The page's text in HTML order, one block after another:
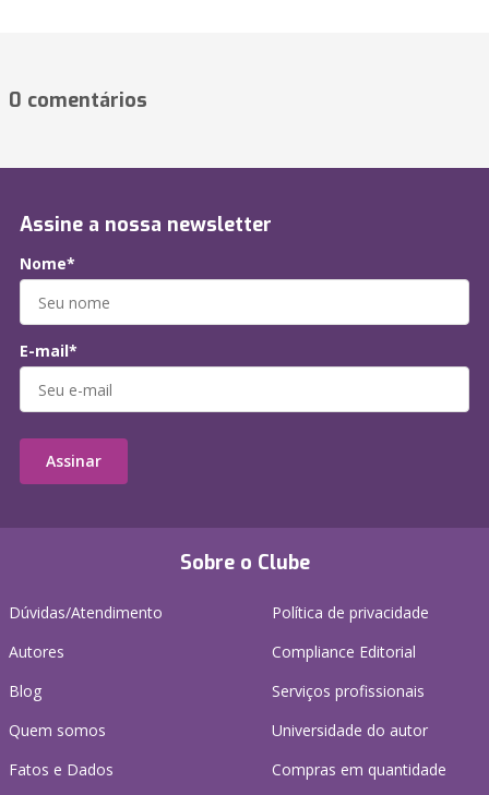
0 comentários
Sobre o Clube
Dúvidas/Atendimento
Autores
Blog
Quem somos
Fatos e Dados
Política de privacidade
Compliance Editorial
Serviços profissionais
Universidade do autor
Compras em quantidade
Assine a nossa newsletter
Nome*
E-mail*
Assinar